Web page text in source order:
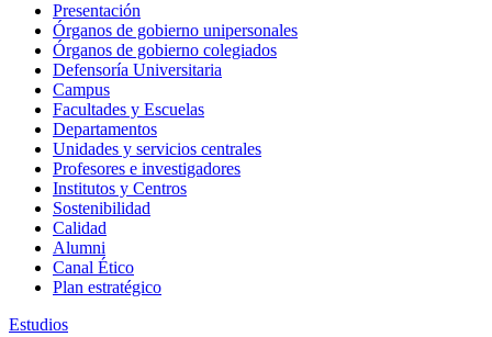
Presentación
Órganos de gobierno unipersonales
Órganos de gobierno colegiados
Defensoría Universitaria
Campus
Facultades y Escuelas
Departamentos
Unidades y servicios centrales
Profesores e investigadores
Institutos y Centros
Sostenibilidad
Calidad
Alumni
Canal Ético
Plan estratégico
Estudios